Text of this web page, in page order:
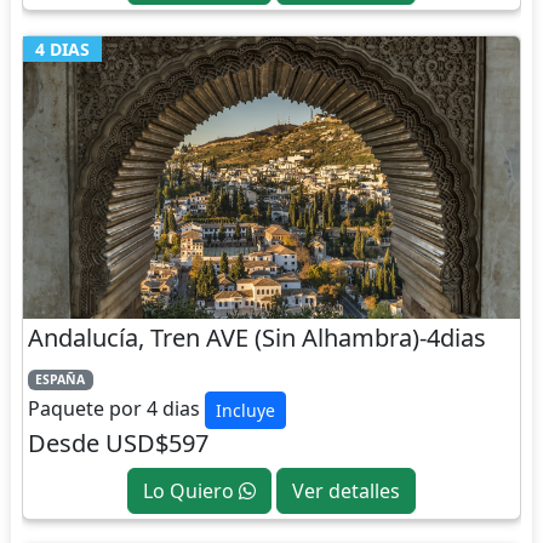
4 DIAS
Andalucía, Tren AVE (Sin Alhambra)-4dias
ESPAÑA
Paquete por 4 dias Incluye
Desde USD$597
Lo Quiero Ver detalles